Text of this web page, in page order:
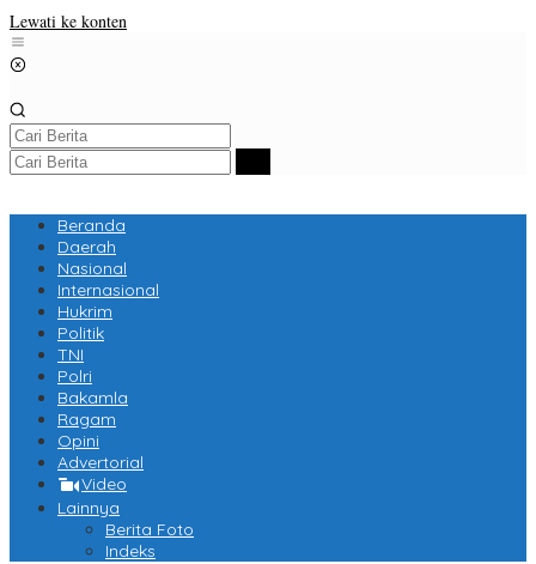
Lewati ke konten
Beranda
Daerah
Nasional
Internasional
Hukrim
Politik
TNI
Polri
Bakamla
Ragam
Opini
Advertorial
Video
Lainnya
Berita Foto
Indeks